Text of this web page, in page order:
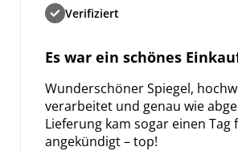
Verifiziert
Es war ein schönes
Wunderschöner Spiegel,
verarbeitet und genau wie
Lieferung kam sogar einen Tag
angekündigt – top!